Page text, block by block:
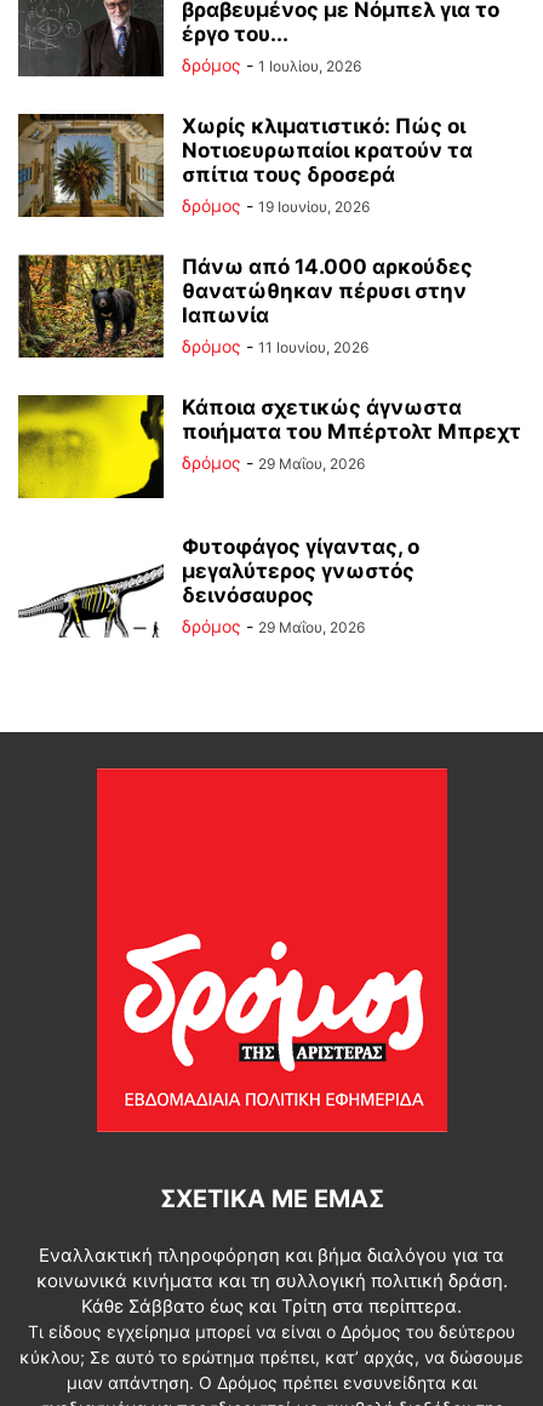
βραβευμένος με Νόμπελ για το
έργο του...
δρόμος - 1 Ιουλίου, 2026
Χωρίς κλιματιστικό: Πώς οι
Νοτιοευρωπαίοι κρατούν τα
σπίτια τους δροσερά
δρόμος - 19 Ιουνίου, 2026
Πάνω από 14.000 αρκούδες
θανατώθηκαν πέρυσι στην
Ιαπωνία
δρόμος - 11 Ιουνίου, 2026
Κάποια σχετικώς άγνωστα
ποιήματα του Μπέρτολτ Μπρεχτ
δρόμος - 29 Μαΐου, 2026
Φυτοφάγος γίγαντας, ο
μεγαλύτερος γνωστός
δεινόσαυρος
δρόμος - 29 Μαΐου, 2026
ΣΧΕΤΙΚΆ ΜΕ ΕΜΆΣ
Εναλλακτική πληροφόρηση και βήμα διαλόγου για τα
κοινωνικά κινήματα και τη συλλογική πολιτική δράση.
Κάθε Σάββατο έως και Τρίτη στα περίπτερα.
Τι είδους εγχείρημα μπορεί να είναι ο Δρόμος του δεύτερου
κύκλου; Σε αυτό το ερώτημα πρέπει, κατ’ αρχάς, να δώσουμε
μιαν απάντηση. Ο Δρόμος πρέπει ενσυνείδητα και